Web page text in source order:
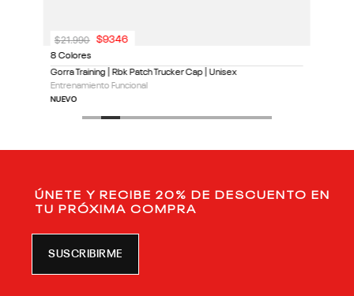
8 Colores
Gorra Training | Rbk Patch Trucker Cap | Unisex
Entrenamiento Funcional
NUEVO
$21.990 $9346
ÚNETE Y RECIBE 20% DE DESCUENTO EN
TU PRÓXIMA COMPRA
SUSCRIBIRME